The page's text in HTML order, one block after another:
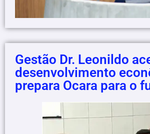
Gestão Dr. Leonildo
desenvolvimento
prepara Ocara para o